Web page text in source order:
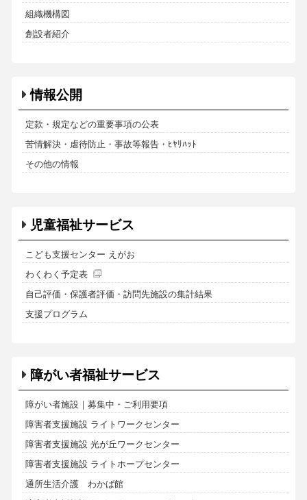
組織機構図
創設者紹介
情報公開
定款・規定などの重要事項の公表
苦情解決・虐待防止・事故等報告・ﾋﾔﾘﾊｯﾄ
その他の情報
児童福祉サービス
こども支援センター えがお
わくわく予定表
自己評価・保護者評価・訪問先施設の集計結果
支援プログラム
障がい者福祉サービス
障がい者施設｜募集中・ご利用要項
障害者支援施設 ライトワークセンター
障害者支援施設 光が丘ワークセンター
障害者支援施設 ライトホープセンター
通所生活介護 わかば館